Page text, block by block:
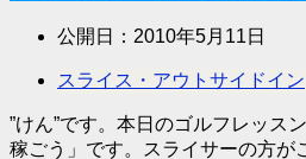
公開日： 2010年5月11日
スライス・アウトサイドイン
”けん”です。本日のゴルフレッス
稼ごう」です。スライサーの方が